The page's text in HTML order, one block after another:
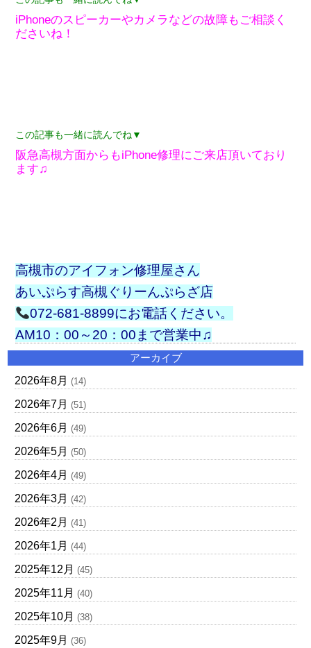
iPhoneのスピーカーやカメラなどの故障もご相談く
ださいね！
この記事も一緒に読んでね▼
阪急高槻方面からもiPhone修理にご来店頂いており
ます♫
高槻市のアイフォン修理屋さん
あいぷらす高槻ぐりーんぷらざ店
072-681-8899にお電話ください。
AM10：00～20：00まで営業中♫
アーカイブ
2026年8月 (14)
2026年7月 (51)
2026年6月 (49)
2026年5月 (50)
2026年4月 (49)
2026年3月 (42)
2026年2月 (41)
2026年1月 (44)
2025年12月 (45)
2025年11月 (40)
2025年10月 (38)
2025年9月 (36)